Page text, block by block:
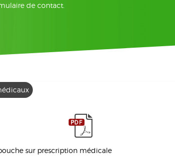
de contact.
sur prescription médicale